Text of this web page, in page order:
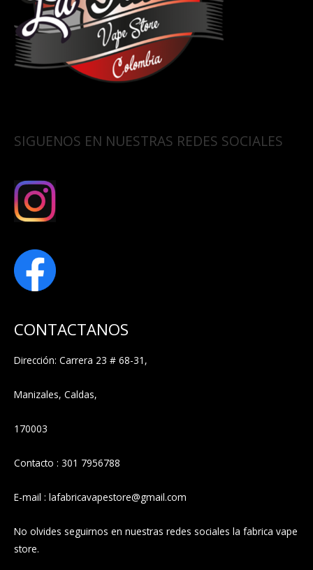
SIGUENOS EN NUESTRAS REDES SOCIALES
CONTACTANOS
Dirección: Carrera 23 # 68-31,
Manizales, Caldas,
170003
Contacto : 301 7956788
E-mail : lafabricavapestore@gmail.com
No olvides seguirnos en nuestras redes sociales la fabrica vape
store.